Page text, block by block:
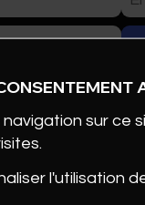
sur ce
l'utilisation